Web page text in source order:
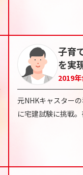
子育
を実
2019
元NHKキャスター
に宅建試験に挑戦